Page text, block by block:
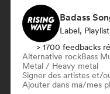
Badass
Label, Playlist
> 1700 feedbacks
Alternative rockBass
Metal / Heavy metal
Signer des artistes et/
Ajouter dans ma/mes